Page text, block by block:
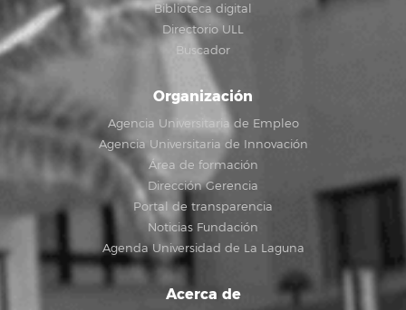
Biblioteca digital
Directorio ULL
Buscador
Organización
Agencia Universitaria de Empleo
Agencia Universitaria de Innovación
Área de formación
Dirección Gerencia
Portal de transparencia
Noticias Fundación
Agenda Universidad de La Laguna
Acerca de